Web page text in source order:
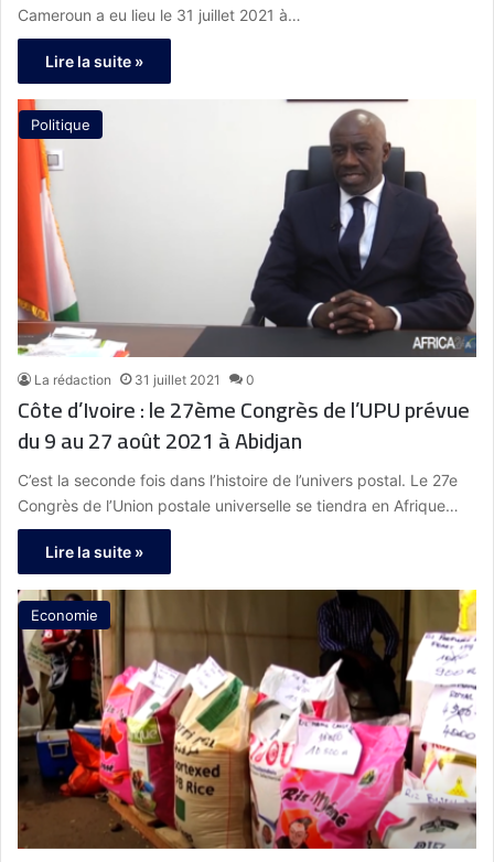
Cameroun a eu lieu le 31 juillet 2021 à…
Lire la suite »
Politique
La rédaction 31 juillet 2021 0
Côte d’Ivoire : le 27ème Congrès de l’UPU prévue
du 9 au 27 août 2021 à Abidjan
C’est la seconde fois dans l’histoire de l’univers postal. Le 27e
Congrès de l’Union postale universelle se tiendra en Afrique…
Lire la suite »
Economie